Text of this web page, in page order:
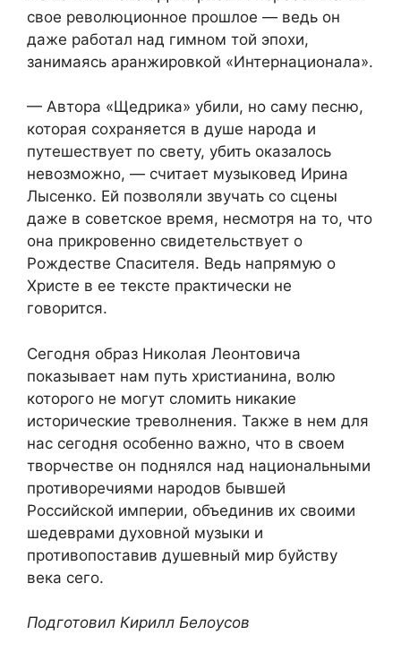
свое революционное прошлое — ведь он
даже работал над гимном той эпохи,
занимаясь аранжировкой «Интернационала».
— Автора «Щедрика» убили, но саму песню,
которая сохраняется в душе народа и
путешествует по свету, убить оказалось
невозможно, — считает музыковед Ирина
Лысенко. Ей позволяли звучать со сцены
даже в советское время, несмотря на то, что
она прикровенно свидетельствует о
Рождестве Спасителя. Ведь напрямую о
Христе в ее тексте практически не
говорится.
Сегодня образ Николая Леонтовича
показывает нам путь христианина, волю
которого не могут сломить никакие
исторические треволнения. Также в нем для
нас сегодня особенно важно, что в своем
творчестве он поднялся над национальными
противоречиями народов бывшей
Российской империи, объединив их своими
шедеврами духовной музыки и
противопоставив душевный мир буйству
века сего.
Подготовил Кирилл Белоусов